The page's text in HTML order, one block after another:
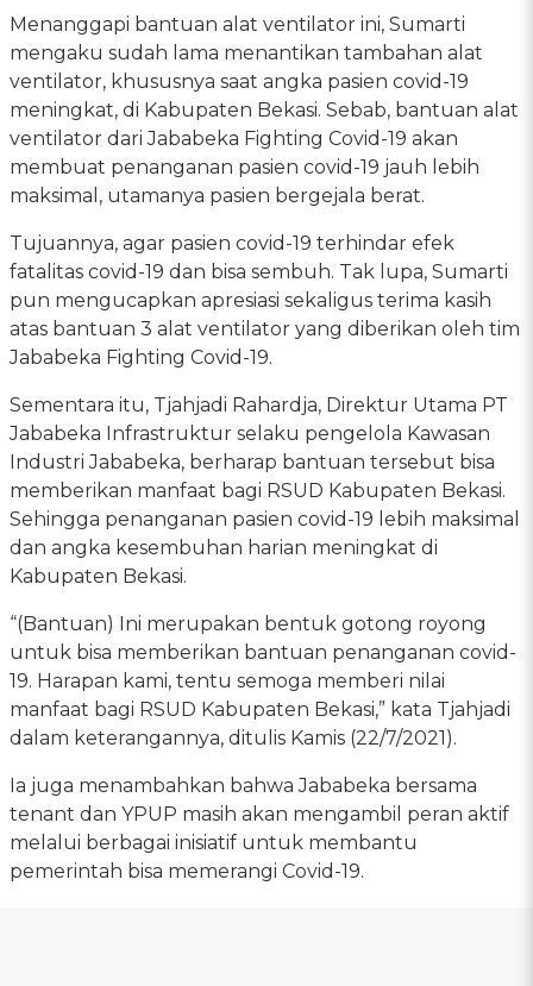
Menanggapi bantuan alat ventilator ini, Sumarti
mengaku sudah lama menantikan tambahan alat
ventilator, khususnya saat angka pasien covid-19
meningkat, di Kabupaten Bekasi. Sebab, bantuan alat
ventilator dari Jababeka Fighting Covid-19 akan
membuat penanganan pasien covid-19 jauh lebih
maksimal, utamanya pasien bergejala berat.
Tujuannya, agar pasien covid-19 terhindar efek
fatalitas covid-19 dan bisa sembuh. Tak lupa, Sumarti
pun mengucapkan apresiasi sekaligus terima kasih
atas bantuan 3 alat ventilator yang diberikan oleh tim
Jababeka Fighting Covid-19.
Sementara itu, Tjahjadi Rahardja, Direktur Utama PT
Jababeka Infrastruktur selaku pengelola Kawasan
Industri Jababeka, berharap bantuan tersebut bisa
memberikan manfaat bagi RSUD Kabupaten Bekasi.
Sehingga penanganan pasien covid-19 lebih maksimal
dan angka kesembuhan harian meningkat di
Kabupaten Bekasi.
“(Bantuan) Ini merupakan bentuk gotong royong
untuk bisa memberikan bantuan penanganan covid-
19. Harapan kami, tentu semoga memberi nilai
manfaat bagi RSUD Kabupaten Bekasi,” kata Tjahjadi
dalam keterangannya, ditulis Kamis (22/7/2021).
Ia juga menambahkan bahwa Jababeka bersama
tenant dan YPUP masih akan mengambil peran aktif
melalui berbagai inisiatif untuk membantu
pemerintah bisa memerangi Covid-19.